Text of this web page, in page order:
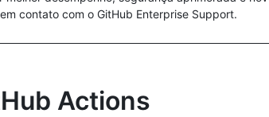
contato com o GitHub Enterprise Support.
Actions